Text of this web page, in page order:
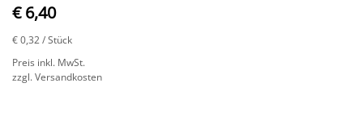
€ 6,40
€ 0,32/ Stück
Preis inkl. MwSt.
zzgl. Versandkosten